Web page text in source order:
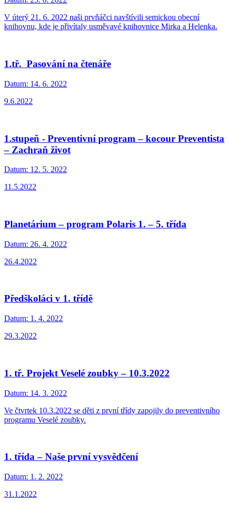
V úterý 21. 6. 2022 naši prvňáčci navštívili semickou obecní
knihovnu, kde je přivítaly usměvavé knihovnice Mirka a Helenka.
1.tř. Pasování na čtenáře
Datum: 14. 6. 2022
9.6.2022
1.stupeň - Preventivní program – kocour Preventista
– Zachraň život
Datum: 12. 5. 2022
11.5.2022
Planetárium – program Polaris 1. – 5. třída
Datum: 26. 4. 2022
26.4.2022
Předškoláci v 1. třídě
Datum: 1. 4. 2022
29.3.2022
1. tř. Projekt Veselé zoubky – 10.3.2022
Datum: 14. 3. 2022
Ve čtvrtek 10.3.2022 se děti z první třídy zapojily do preventivního
programu Veselé zoubky.
1. třída – Naše první vysvědčení
Datum: 1. 2. 2022
31.1.2022